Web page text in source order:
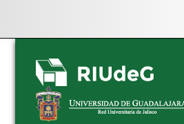
Skip
navigation